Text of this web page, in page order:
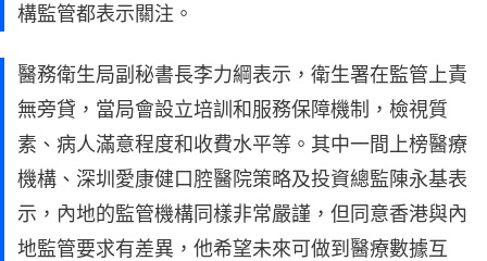
構監管都表示關注。
醫務衛生局副秘書長李力綱表示，衛生署在監管上責
無旁貸，當局會設立培訓和服務保障機制，檢視質
素、病人滿意程度和收費水平等。其中一間上榜醫療
機構、深圳愛康健口腔醫院策略及投資總監陳永基表
示，內地的監管機構同樣非常嚴謹，但同意香港與內
地監管要求有差異，他希望未來可做到醫療數據互